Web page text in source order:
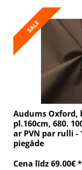
SALE
Audums Oxford,
pl.160cm, 680.
ar PVN par rulli -
piegāde
Cena līdz 69.00€ *